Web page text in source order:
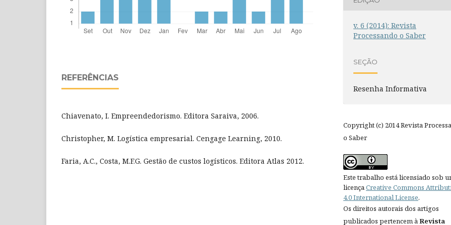
REFERÊNCIAS
Chiavenato, I. Empreendedorismo. Editora Saraiva, 2006.
Christopher, M. Logística empresarial. Cengage Learning, 2010.
Faria, A.C., Costa, M.F.G. Gestão de custos logísticos. Editora Atlas 2012.
v. 6 (2014): Revista
Processando o Saber
SEÇÃO
Resenha Informativa
Copyright (c) 2014 Revista
o Saber
Este trabalho está licensiado sob
licençaCreative Commons
4.0 International License.
Os direitos autorais dos artigos
publicados pertencem àRevista